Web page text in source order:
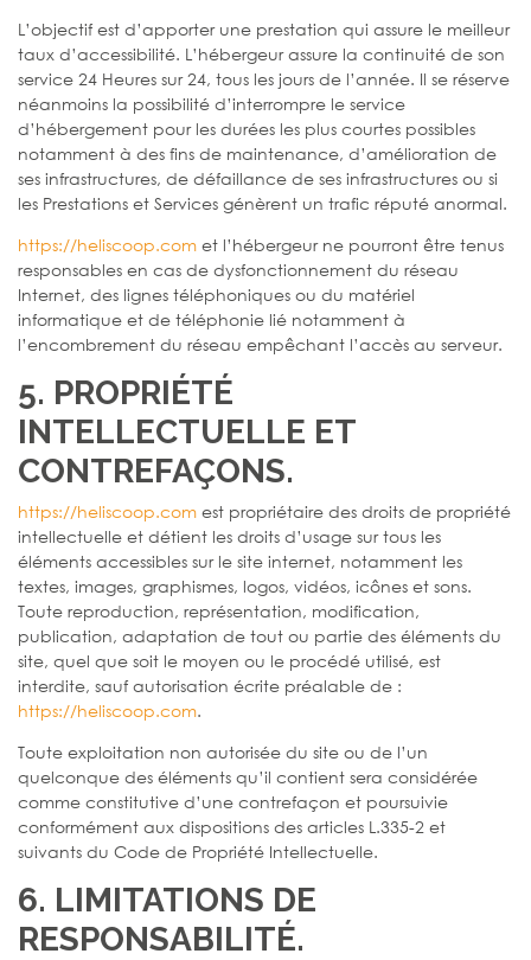
L’objectif est d’apporter une prestation qui assure le meilleur
taux d’accessibilité. L’hébergeur assure la continuité de son
service 24 Heures sur 24, tous les jours de l’année. Il se réserve
néanmoins la possibilité d’interrompre le service
d’hébergement pour les durées les plus courtes possibles
notamment à des fins de maintenance, d’amélioration de
ses infrastructures, de défaillance de ses infrastructures ou si
les Prestations et Services génèrent un trafic réputé anormal.
https://heliscoop.com et l’hébergeur ne pourront être tenus
responsables en cas de dysfonctionnement du réseau
Internet, des lignes téléphoniques ou du matériel
informatique et de téléphonie lié notamment à
l’encombrement du réseau empêchant l’accès au serveur.
5. PROPRIÉTÉ
INTELLECTUELLE ET
CONTREFAÇONS.
https://heliscoop.com est propriétaire des droits de propriété
intellectuelle et détient les droits d’usage sur tous les
éléments accessibles sur le site internet, notamment les
textes, images, graphismes, logos, vidéos, icônes et sons.
Toute reproduction, représentation, modification,
publication, adaptation de tout ou partie des éléments du
site, quel que soit le moyen ou le procédé utilisé, est
interdite, sauf autorisation écrite préalable de :
https://heliscoop.com.
Toute exploitation non autorisée du site ou de l’un
quelconque des éléments qu’il contient sera considérée
comme constitutive d’une contrefaçon et poursuivie
conformément aux dispositions des articles L.335-2 et
suivants du Code de Propriété Intellectuelle.
6. LIMITATIONS DE
RESPONSABILITÉ.